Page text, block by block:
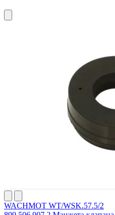
WACHMOT WT/WSK.57.5/2